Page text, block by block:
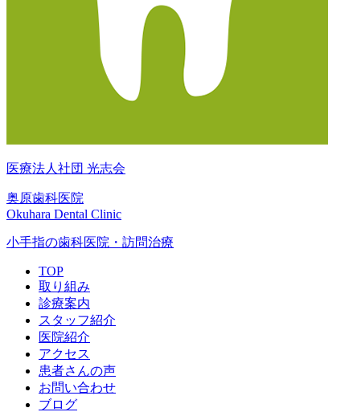
医療法人社団 光志会
奥原歯科医院
Okuhara Dental Clinic
小手指の歯科医院・訪問治療
TOP
取り組み
診療案内
スタッフ紹介
医院紹介
アクセス
患者さんの声
お問い合わせ
ブログ